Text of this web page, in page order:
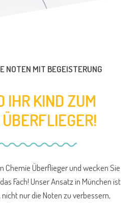
NOTEN MIT BEGEISTERUNG
IHR KIND ZUM
Chemie Überflieger und wecken Sie
Fach! Unser Ansatz in München ist
nur die Noten zu verbessern,